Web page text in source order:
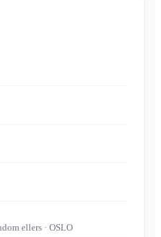
ellers · OSLO